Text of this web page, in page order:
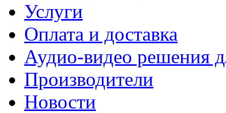
Услуги
Оплата и доставка
Аудио-видео решения
Производители
Новости